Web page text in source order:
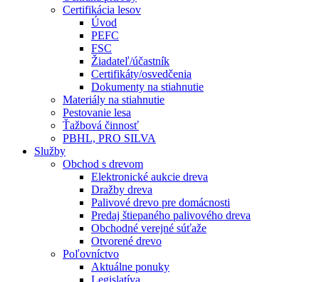
Certifikácia lesov
Úvod
PEFC
FSC
Žiadateľ/účastník
Certifikáty/osvedčenia
Dokumenty na stiahnutie
Materiály na stiahnutie
Pestovanie lesa
Ťažbová činnosť
PBHL, PRO SILVA
Služby
Obchod s drevom
Elektronické aukcie dreva
Dražby dreva
Palivové drevo pre domácnosti
Predaj štiepaného palivového dreva
Obchodné verejné súťaže
Otvorené drevo
Poľovníctvo
Aktuálne ponuky
Legislatíva